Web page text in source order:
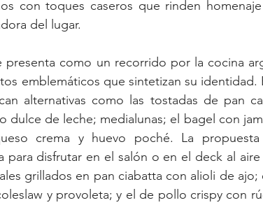
con toques caseros que rinden
del lugar.
presenta como un recorrido por la cocina
emblemáticos que sintetizan su identidad.
alternativas como las tostadas de pan
dulce de leche; medialunas; el bagel con
crema y huevo poché. La
para disfrutar en el salón o en el deck al
grillados en pan ciabatta con alioli de
y provoleta; y el de pollo crispy con